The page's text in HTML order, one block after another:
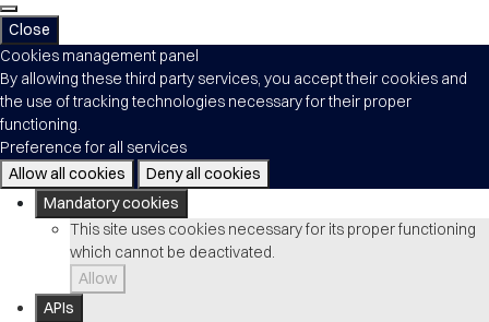
Close
Cookies management panel
By allowing these third party services, you accept their cookies and
the use of tracking technologies necessary for their proper
functioning.
Preference for all services
Allow all cookies
Deny all cookies
Mandatory cookies
This site uses cookies necessary for its proper functioning
which cannot be deactivated.
Allow
APIs